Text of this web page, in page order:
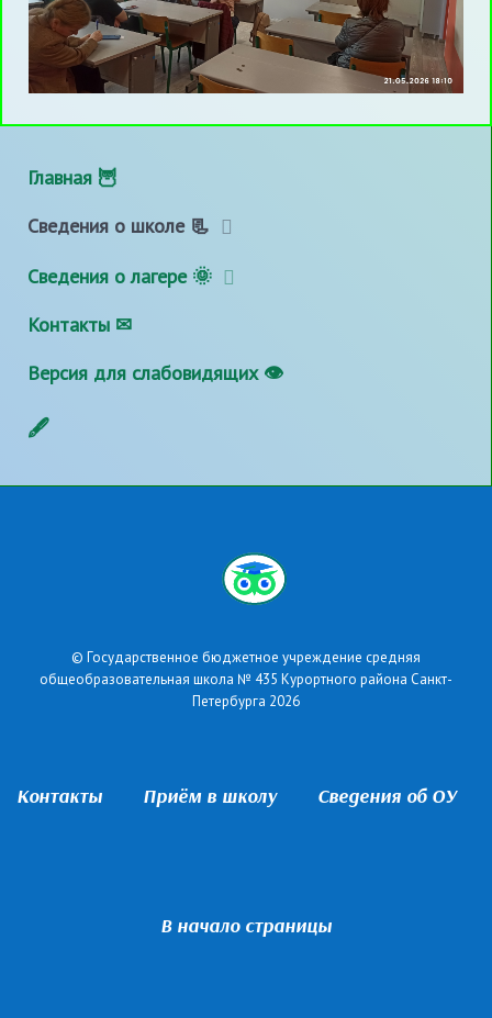
Главная 🦉
Сведения о школе 📃
Сведения о лагере 🌞
Контакты ✉
Версия для слабовидящих 👁
🖋
© Государственное бюджетное учреждение средняя
общеобразовательная школа № 435 Курортного района Санкт-
Петербурга 2026
Контакты Приём в школу Сведения об ОУ
В начало страницы